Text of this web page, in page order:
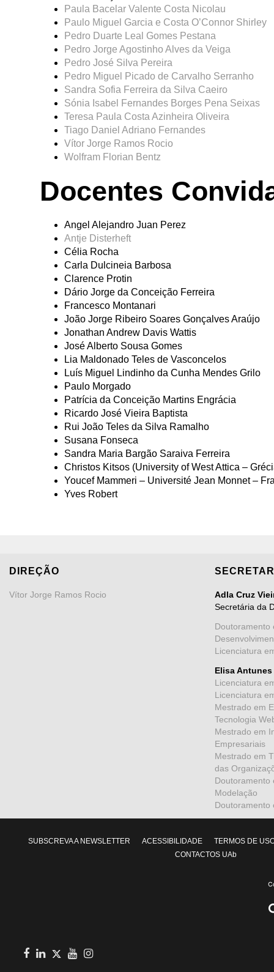
Paula Bacelar Valente Costa Nicolau
Paulo Miguel Garcia e Costa O’Connor Shirley
Pedro Duarte Leal Gomes Pestana
Pedro Jorge Agostinho Alves da Veiga
Pedro José Silva Pereira
Pedro Miguel Picado de Carvalho Serranho
Sandra Sofia Ferreira da Silva Caeiro
Sónia Isabel Fernandes Borges Pena Seixas
Teresa Paula Costa Azinheira Oliveira
Tiago Daniel Adriano Fernandes
Vítor Jorge Ramos Rocio
Wolfram Florian Bentz
Docentes
Angel Alejandro Juan Perez
Antje Disterheft
Célia Rocha
Carla Dulcineia Barbosa
Clarence Protin
Dário Jorge da Conceição Ferreira
Francesco Montanari
João Jorge Ribeiro Soares Gonçalves Araújo
Jonathan Andrew Davis Wattis
José Alberto Sousa Gomes
Lia Maldonado Teles de Vasconcelos
Luís Miguel Lindinho da Cunha Mendes Grilo
Paulo Morgado
Patrícia da Conceição Martins Engrácia
Ricardo José Vieira Baptista
Rui João Teles da Silva Ramalho
Susana Fonseca
Sandra Maria Bargão Saraiva Ferreira
Christos Kitsos (University of West Attica –
Youcef Mammeri – Université Jean Monnet –
Yves Robert
DIREÇÃO
Vítor Jorge Ramos Rocio
Adla Cruz
Secretária da
Doutoramento
Licenciatura
Elisa Antunes
Licenciatura
Licenciatura
Mestrado em
Tecnologia
Mestrado em
Empresariais
Mestrado em
das
Doutoramento
Modelação
Doutoramento
SUBSCREVA A NEWSLETTER ACESSIBILIDADE
TERMOS DE
CONTACTOS UAb
Twitter